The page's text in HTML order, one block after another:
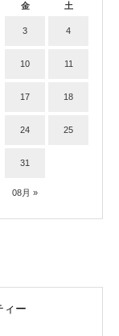
金 土
08月 »
3 4
10 11
17 18
24 25
31
ィー